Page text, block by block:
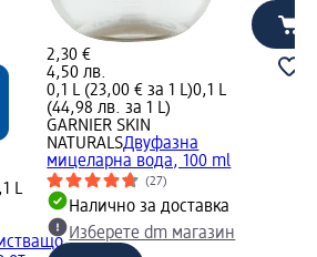
L
2,30 €
4,50 лв.
0,1 L (23,00 € за 1 L)0,1 L
(44,98 лв. за 1 L)
GARNIER SKIN
NATURALSДвуфазна
мицеларна вода, 100 ml
(27)
Налично за доставка
Изберете dm магазин